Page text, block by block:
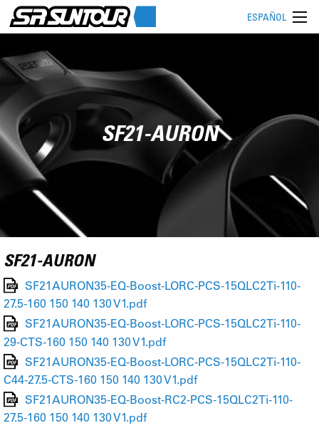
ESPAÑOL
SF21-AURON
SF21-AURON
SF21AURON35-EQ-Boost-LORC-PCS-15QLC2Ti-110-
27.5-160 150 140 130 V1.pdf
SF21AURON35-EQ-Boost-LORC-PCS-15QLC2Ti-110-
29-CTS-160 150 140 130 V1.pdf
SF21AURON35-EQ-Boost-LORC-PCS-15QLC2Ti-110-
C44-27.5-CTS-160 150 140 130 V1.pdf
SF21AURON35-EQ-Boost-RC2-PCS-15QLC2Ti-110-
27.5-160 150 140 130 V1.pdf